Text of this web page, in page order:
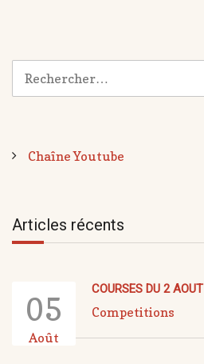
Chaîne Youtube
Articles récents
05
Août
COURSES DU 2 AOUT
Competitions